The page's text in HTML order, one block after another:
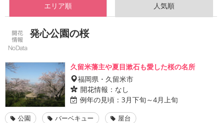
エリア順 人気順
発心公園の桜
久留米藩主や夏目漱石も愛した桜の名所
福岡県・久留米市
開花情報： なし
例年の見頃： 3月下旬～4月上旬
公園 バーベキュー 屋台